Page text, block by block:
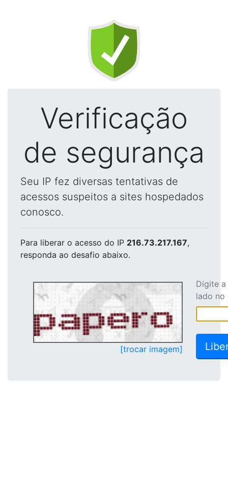
Verificação
de segurança
Seu IP fez diversas tentativas de
acessos suspeitos a sites hospedados
conosco.
Para liberar o acesso do IP 216.73.217.167,
responda ao desafio abaixo.
[trocar imagem]
Digite
lado no